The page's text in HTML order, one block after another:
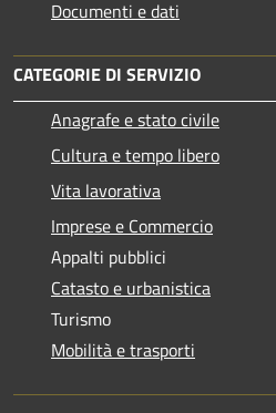
Documenti e dati
CATEGORIE DI SERVIZIO
Anagrafe e stato civile
Cultura e tempo libero
Vita lavorativa
Imprese e Commercio
Appalti pubblici
Catasto e urbanistica
Turismo
Mobilità e trasporti